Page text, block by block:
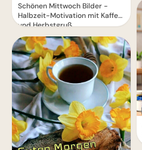
Schönen Mittwoch Bilder -
Halbzeit-Motivation mit Kaffee
und Herbstgruß